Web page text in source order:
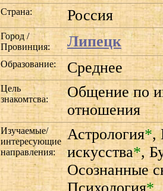
Страна: Россия
Город /
Провинция:
Липецк
Образование: Среднее
Цель
знакомтсва:
Общение по
отношения
Изучаемые/
интересующие
направления:
Астрология*,
искусства*,
Осознанные